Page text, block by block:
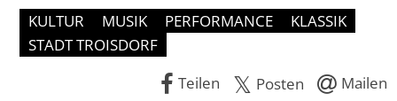
KULTUR
MUSIK PERFORMANCE
KLASSIK
STADT TROISDORF
Teilen
Posten
Mailen